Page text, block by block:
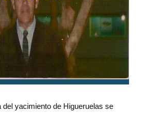
del yacimiento de Higueruelas se